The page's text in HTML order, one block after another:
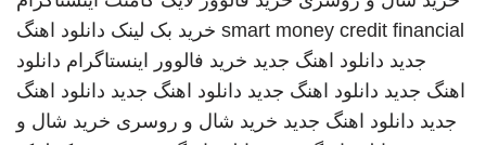
smart money credit financial خرید بک لینک دانلود اهنگ
جدید دانلود اهنگ جدید خرید فالوور اینستاگرام دانلود
اهنگ جدید دانلود اهنگ جدید دانلود اهنگ جدید دانلود اهنگ
جدید دانلود اهنگ جدید خرید شال و روسری خرید شال و